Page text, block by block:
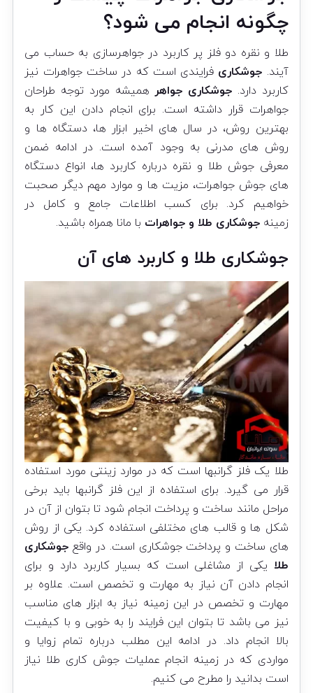
چگونه انجام می شود؟
طلا و نقره دو فلز پر کاربرد در جواهرسازی به حساب می
آیند. جوشکاری فرایندی است که در ساخت جواهرات نیز
کاربرد دارد. جوشکاری جواهر همیشه مورد توجه طراحان
جواهرات قرار داشته است. برای انجام دادن این کار به
بهترین روش، در سال های اخیر ابزار ها، دستگاه ها و
روش های مدرنی به وجود آمده است. در ادامه ضمن
معرفی جوش طلا و نقره درباره کاربرد ها، انواع دستگاه
های جوش جواهرات، مزیت ها و موارد مهم دیگر صحبت
خواهیم کرد. برای کسب اطلاعات جامع و کامل در
زمینهجوشکاری طلا و جواهرات با مانا همراه باشید.
جوشکاری طلا و کاربرد های آن
طلا یک فلز گرانبها است که در موارد زینتی مورد استفاده
قرار می گیرد. برای استفاده از این فلز گرانبها باید برخی
مراحل مانند ساخت و پرداخت انجام شود تا بتوان از آن در
شکل ها و قالب های مختلفی استفاده کرد. یکی از روش
های ساخت و پرداخت جوشکاری است. در واقع جوشکاری
طلا یکی از مشاغلی است که بسیار کاربرد دارد و برای
انجام دادن آن نیاز به مهارت و تخصص است. علاوه بر
مهارت و تخصص در این زمینه نیاز به ابزار های مناسب
نیز می باشد تا بتوان این فرایند را به خوبی و با کیفیت
بالا انجام داد. در ادامه این مطلب درباره تمام زوایا و
مواردی که در زمینه انجام عملیات جوش کاری طلا نیاز
است بدانید را مطرح می کنیم.